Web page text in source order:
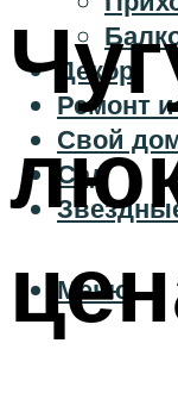
Декор
Ремонт
Свой
Сад
Меню